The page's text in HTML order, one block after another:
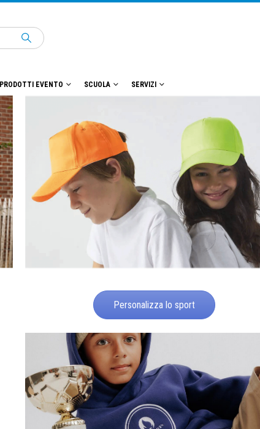
PRODOTTI EVENTO SCUOLA SERVIZI
Personalizza lo sport